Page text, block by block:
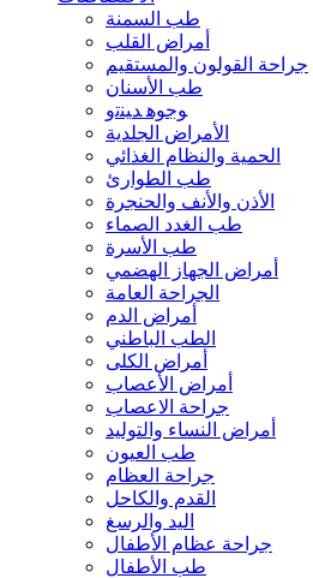
طب السمنة
أمراض القلب
جراحة القولون والمستقيم
طب الأسنان
ﻮﺟﻮﻫ ﺪﻴﻨﺗﻭ
الأمراض الجلدية
الحمية والنظام الغذائي
طب الطوارئ
الأذن والأنف والحنجرة
طب الغدد الصماء
طب الأسرة
أمراض الجهاز الهضمي
الجراحة العامة
أمراض الدم
الطب الباطني
أمراض الكلى
أمراض الأعصاب
جراحة الاعصاب
أمراض النساء والتوليد
طب العيون
جراحة العظام
القدم والكاحل
اليد والرسغ
جراحة عظام الأطفال
طب الأطفال